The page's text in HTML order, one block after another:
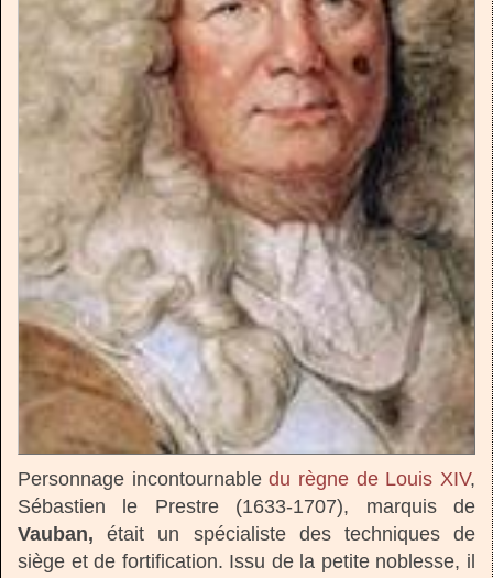
Personnage incontournabledu règne de Louis XIV,
Sébastien le Prestre (1633-1707), marquis de
Vauban, était un spécialiste des techniques de
siège et de fortification. Issu de la petite noblesse, il